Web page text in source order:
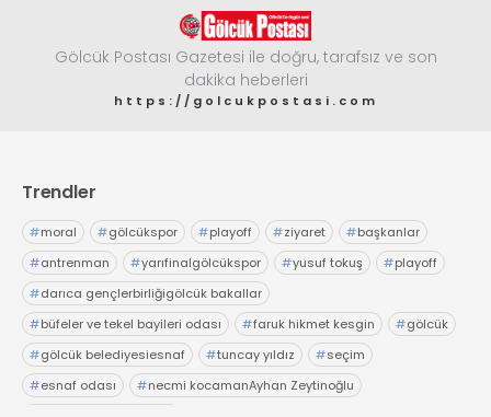
Gölcük Postası Gazetesi ile doğru, tarafsız ve son
dakika heberleri
https://golcukpostasi.com
Trendler
#moral #gölcükspor #playoff #ziyaret #başkanlar
#antrenman #yarıfinalgölcükspor #yusuf tokuş #playoff
#darıca gençlerbirliğigölcük bakallar
#büfeler ve tekel bayileri odası #faruk hikmet kesgin #gölcük
#gölcük belediyesiesnaf #tuncay yıldız #seçim
#esnaf odası #necmi kocamanAyhan Zeytinoğlu